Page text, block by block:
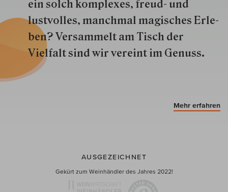
ein solch kom­plexes, freud- und
lustvolles, manchmal ma­gisch­es Er­le­
ben? Versammelt am Tisch der
Vielfalt sind wir ver­eint im Genuss.
Mehr erfahren
AUSGEZEICHNET
Gekürt zum Weinhändler des Jahres 2022!